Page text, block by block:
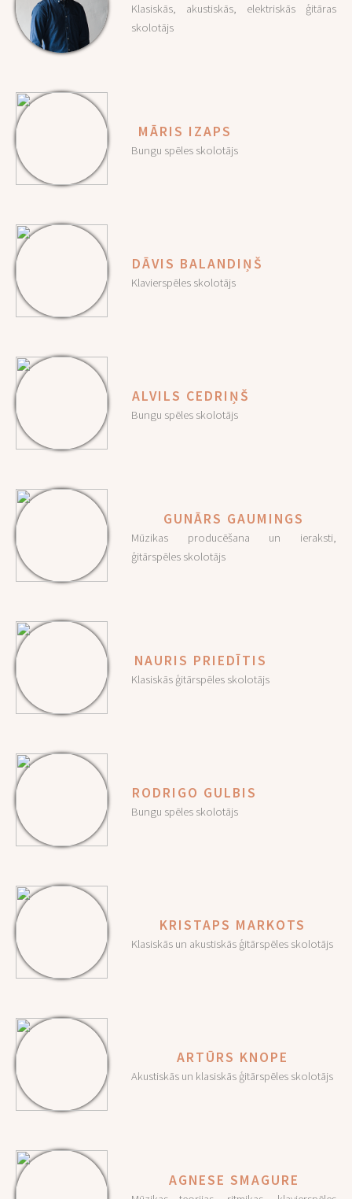
Klasiskās, akustiskās, elektriskās ģitāras
skolotājs
MĀRIS IZAPS
Bungu spēles skolotājs
DĀVIS BALANDIŅŠ
Klavierspēles skolotājs
ALVILS CEDRIŅŠ
Bungu spēles skolotājs
GUNĀRS GAUMINGS
Mūzikas producēšana un ieraksti,
ģitārspēles skolotājs
NAURIS PRIEDĪTIS
Klasiskās ģitārspēles skolotājs
RODRIGO GULBIS
Bungu spēles skolotājs
KRISTAPS MARKOTS
Klasiskās un akustiskās ģitārspēles skolotājs
ARTŪRS KNOPE
Akustiskās un klasiskās ģitārspēles skolotājs
AGNESE SMAGURE